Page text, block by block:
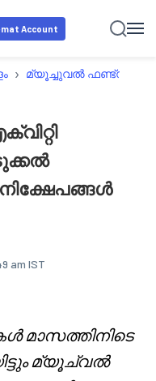
Account
› മ്യൂച്ചുവൽ ഫണ്ട്സ്
നിക്ഷേപങ്ങൾ
am IST
മാസത്തിനിടെ
മ്യൂച്വൽ